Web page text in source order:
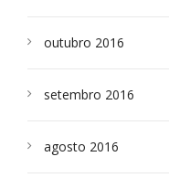
outubro 2016
setembro 2016
agosto 2016